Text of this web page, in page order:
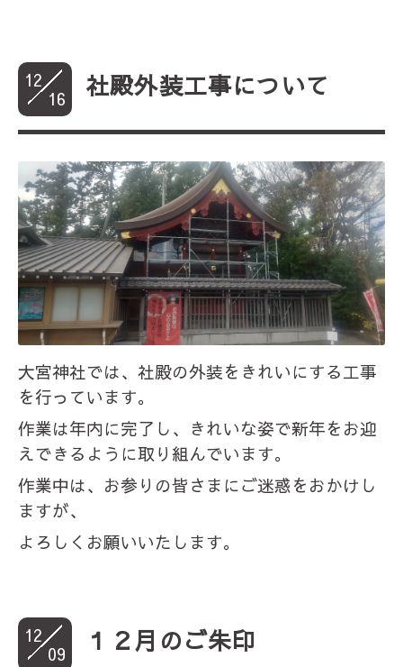
12
16
社殿外装工事について
大宮神社では、社殿の外装をきれいにする工事
を行っています。
作業は年内に完了し、きれいな姿で新年をお迎
えできるように取り組んでいます。
作業中は、お参りの皆さまにご迷惑をおかけし
ますが、
よろしくお願いいたします。
12
09
１２月のご朱印